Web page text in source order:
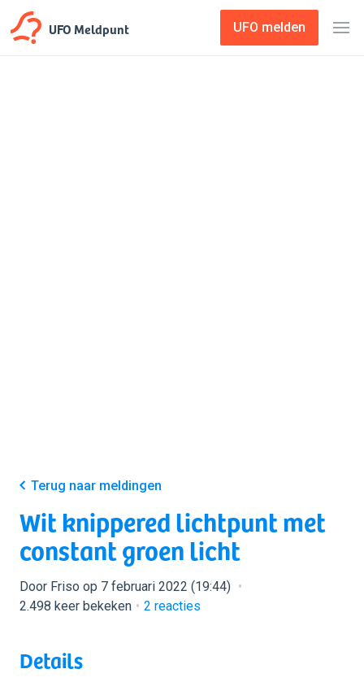
UFO Meldpunt UFO melden
Terug naar meldingen
Wit knippered lichtpunt met
constant groen licht
Door Friso op 7 februari 2022 (19:44)
2.498 keer bekeken
2 reacties
Details